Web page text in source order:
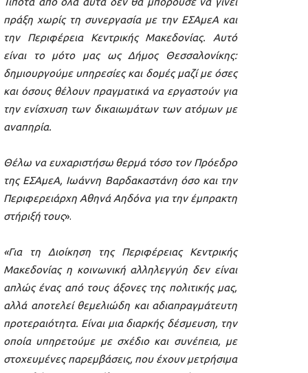
πράξη χωρίς τη συνεργασία με την ΕΣΑμεΑ και
την Περιφέρεια Κεντρικής Μακεδονίας. Αυτό
είναι το μότο μας ως Δήμος Θεσσαλονίκης:
δημιουργούμε υπηρεσίες και δομές μαζί με όσες
και όσους θέλουν πραγματικά να εργαστούν για
την ενίσχυση των δικαιωμάτων των ατόμων με
αναπηρία.
Θέλω να ευχαριστήσω θερμά τόσο τον Πρόεδρο
της ΕΣΑμεΑ, Ιωάννη Βαρδακαστάνη όσο και την
Περιφερειάρχη Αθηνά Αηδόνα για την έμπρακτη
στήριξή τους».
«Για τη Διοίκηση της Περιφέρειας Κεντρικής
Μακεδονίας η κοινωνική αλληλεγγύη δεν είναι
απλώς ένας από τους άξονες της πολιτικής μας,
αλλά αποτελεί θεμελιώδη και αδιαπραγμάτευτη
προτεραιότητα. Είναι μια διαρκής δέσμευση, την
οποία υπηρετούμε με σχέδιο και συνέπεια, με
στοχευμένες παρεμβάσεις, που έχουν μετρήσιμα